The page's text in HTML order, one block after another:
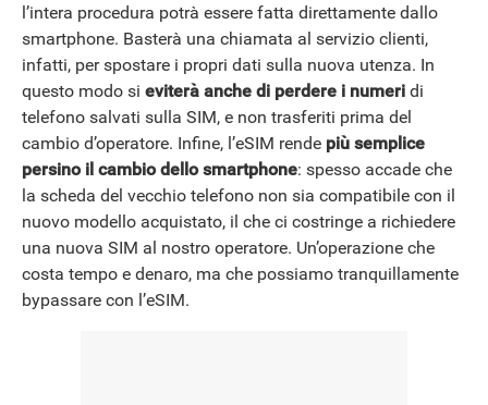
l’intera procedura potrà essere fatta direttamente dallo
smartphone. Basterà una chiamata al servizio clienti,
infatti, per spostare i propri dati sulla nuova utenza. In
questo modo si eviterà anche di perdere i numeri di
telefono salvati sulla SIM, e non trasferiti prima del
cambio d’operatore. Infine, l’eSIM rende più semplice
persino il cambio dello smartphone: spesso accade che
la scheda del vecchio telefono non sia compatibile con il
nuovo modello acquistato, il che ci costringe a richiedere
una nuova SIM al nostro operatore. Un’operazione che
costa tempo e denaro, ma che possiamo tranquillamente
bypassare con l’eSIM.